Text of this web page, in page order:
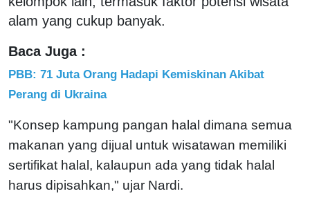
alam yang cukup banyak.
Baca Juga :
PBB: 71 Juta Orang Hadapi Kemiskinan Akibat
Perang di Ukraina
"Konsep kampung pangan halal dimana semua
makanan yang dijual untuk wisatawan memiliki
sertifikat halal, kalaupun ada yang tidak halal
harus dipisahkan," ujar Nardi.